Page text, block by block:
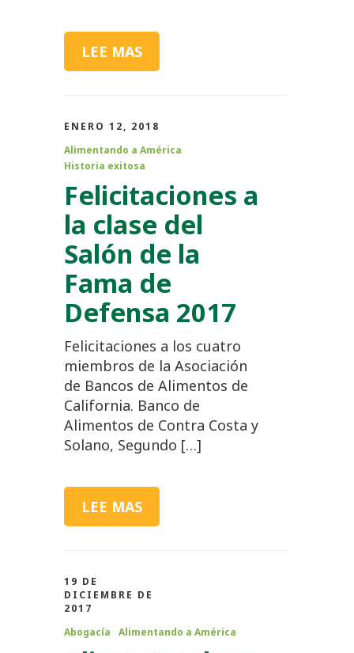
LEE MAS
ENERO 12, 2018
Alimentando a América
Historia exitosa
Felicitaciones a
la clase del
Salón de la
Fama de
Defensa 2017
Felicitaciones a los cuatro
miembros de la Asociación
de Bancos de Alimentos de
California. Banco de
Alimentos de Contra Costa y
Solano, Segundo […]
LEE MAS
19 DE
DICIEMBRE DE
2017
Abogacía
Alimentando a América